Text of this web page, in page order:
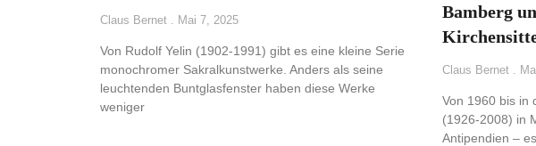
Claus Bernet Mai 7, 2025
Von Rudolf Yelin (1902-1991) gibt es eine kleine Serie
monochromer Sakralkunstwerke. Anders als seine
leuchtenden Buntglasfenster haben diese Werke
weniger
Bamberg
Claus Bernet
Von 1960 bis in
(1926-2008) in
Antipendien –